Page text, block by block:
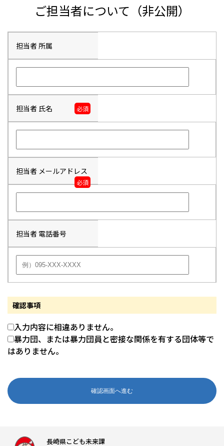
ご担当者について（非公開）
担当者 所属
担当者 氏名 必須
担当者 メールアドレス
必須
担当者 電話番号
確認事項
入力内容に相違ありません。
暴力団、または暴力団員と密接な関係を有する団体等で
はありません。
長崎県こども未来課